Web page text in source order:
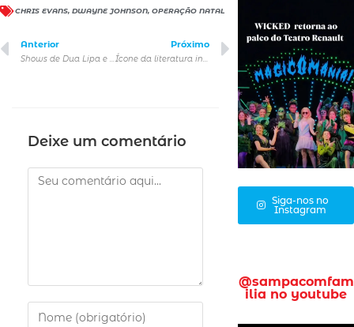
CHRIS EVANS, DWAYNE JOHNSON, OPERAÇÃO NATAL
Anterior Próximo
Deixe um comentário
Siga-nos no
Instagram
@sampacomfam
ilia no youtube